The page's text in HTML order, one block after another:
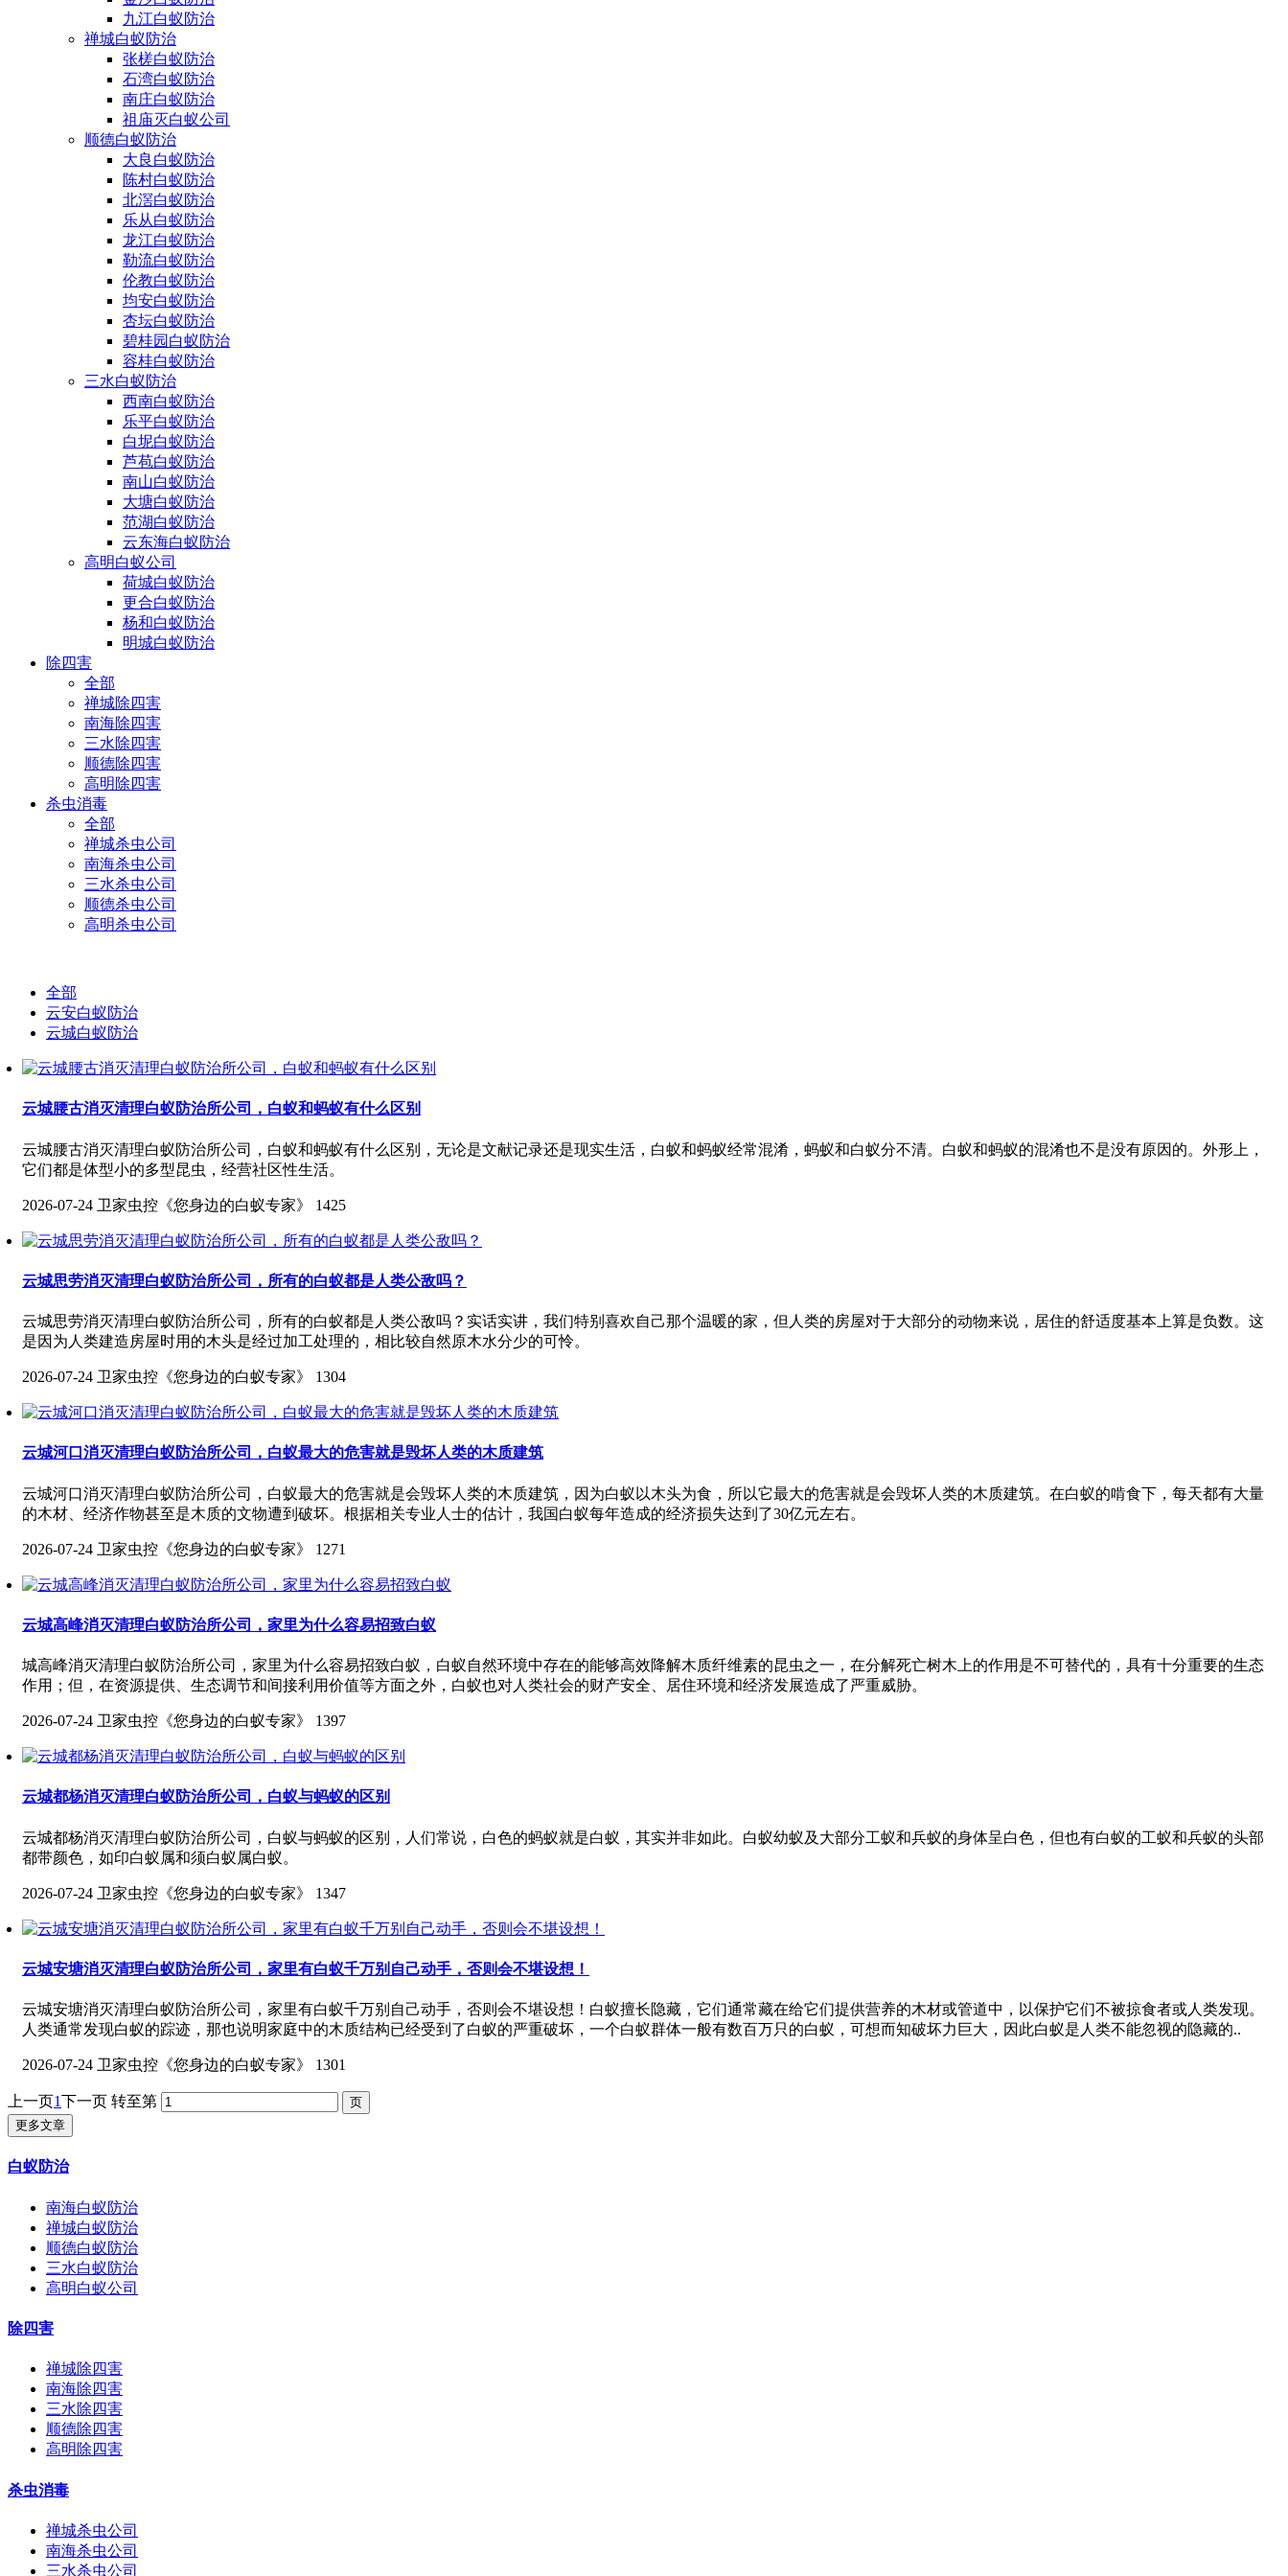
九江白蚁防治
禅城白蚁防治
张槎白蚁防治
石湾白蚁防治
南庄白蚁防治
祖庙灭白蚁公司
顺德白蚁防治
大良白蚁防治
陈村白蚁防治
北滘白蚁防治
乐从白蚁防治
龙江白蚁防治
勒流白蚁防治
伦教白蚁防治
均安白蚁防治
杏坛白蚁防治
碧桂园白蚁防治
容桂白蚁防治
三水白蚁防治
西南白蚁防治
乐平白蚁防治
白坭白蚁防治
芦苞白蚁防治
南山白蚁防治
大塘白蚁防治
范湖白蚁防治
云东海白蚁防治
高明白蚁公司
荷城白蚁防治
更合白蚁防治
杨和白蚁防治
明城白蚁防治
除四害
全部
禅城除四害
南海除四害
三水除四害
顺德除四害
高明除四害
杀虫消毒
全部
禅城杀虫公司
南海杀虫公司
三水杀虫公司
顺德杀虫公司
高明杀虫公司
全部
云安白蚁防治
云城白蚁防治
云城腰古消灭清理白蚁防治所公司，白蚁和蚂蚁有什么区别
云城腰古消灭清理白蚁防治所公司，白蚁和蚂蚁有什么区别，无论是文献记录还是现实生活，白蚁和蚂蚁经常混淆，蚂蚁和白蚁分不清。白蚁和蚂蚁的混淆也不是没有原因的。外形上，
它们都是体型小的多型昆虫，经营社区性生活。
2026-07-24 卫家虫控《您身边的白蚁专家》 1425
云城思劳消灭清理白蚁防治所公司，所有的白蚁都是人类公敌吗？
云城思劳消灭清理白蚁防治所公司，所有的白蚁都是人类公敌吗？实话实讲，我们特别喜欢自己那个温暖的家，但人类的房屋对于大部分的动物来说，居住的舒适度基本上算是负数。这
是因为人类建造房屋时用的木头是经过加工处理的，相比较自然原木水分少的可怜。
2026-07-24 卫家虫控《您身边的白蚁专家》 1304
云城河口消灭清理白蚁防治所公司，白蚁最大的危害就是毁坏人类的木质建筑
云城河口消灭清理白蚁防治所公司，白蚁最大的危害就是会毁坏人类的木质建筑，因为白蚁以木头为食，所以它最大的危害就是会毁坏人类的木质建筑。在白蚁的啃食下，每天都有大量
的木材、经济作物甚至是木质的文物遭到破坏。根据相关专业人士的估计，我国白蚁每年造成的经济损失达到了30亿元左右。
2026-07-24 卫家虫控《您身边的白蚁专家》 1271
云城高峰消灭清理白蚁防治所公司，家里为什么容易招致白蚁
城高峰消灭清理白蚁防治所公司，家里为什么容易招致白蚁，白蚁自然环境中存在的能够高效降解木质纤维素的昆虫之一，在分解死亡树木上的作用是不可替代的，具有十分重要的生态
作用；但，在资源提供、生态调节和间接利用价值等方面之外，白蚁也对人类社会的财产安全、居住环境和经济发展造成了严重威胁。
2026-07-24 卫家虫控《您身边的白蚁专家》 1397
云城都杨消灭清理白蚁防治所公司，白蚁与蚂蚁的区别
云城都杨消灭清理白蚁防治所公司，白蚁与蚂蚁的区别，人们常说，白色的蚂蚁就是白蚁，其实并非如此。白蚁幼蚁及大部分工蚁和兵蚁的身体呈白色，但也有白蚁的工蚁和兵蚁的头部
都带颜色，如印白蚁属和须白蚁属白蚁。
2026-07-24 卫家虫控《您身边的白蚁专家》 1347
云城安塘消灭清理白蚁防治所公司，家里有白蚁千万别自己动手，否则会不堪设想！
云城安塘消灭清理白蚁防治所公司，家里有白蚁千万别自己动手，否则会不堪设想！白蚁擅长隐藏，它们通常藏在给它们提供营养的木材或管道中，以保护它们不被掠食者或人类发现。
人类通常发现白蚁的踪迹，那也说明家庭中的木质结构已经受到了白蚁的严重破坏，一个白蚁群体一般有数百万只的白蚁，可想而知破坏力巨大，因此白蚁是人类不能忽视的隐藏的..
2026-07-24 卫家虫控《您身边的白蚁专家》 1301
上一页1下一页 转至第
更多文章
白蚁防治
南海白蚁防治
禅城白蚁防治
顺德白蚁防治
三水白蚁防治
高明白蚁公司
除四害
禅城除四害
南海除四害
三水除四害
顺德除四害
高明除四害
杀虫消毒
禅城杀虫公司
南海杀虫公司
三水杀虫公司